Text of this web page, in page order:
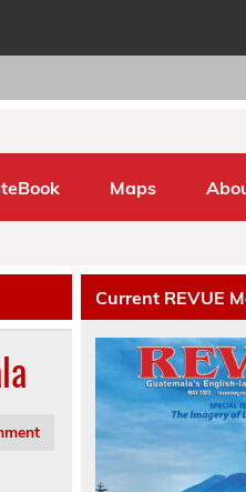
Maps
Current REVUE